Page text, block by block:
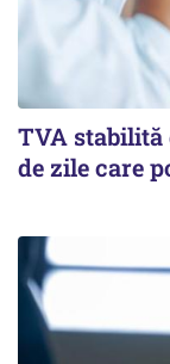
TVA stabilită
de zile care